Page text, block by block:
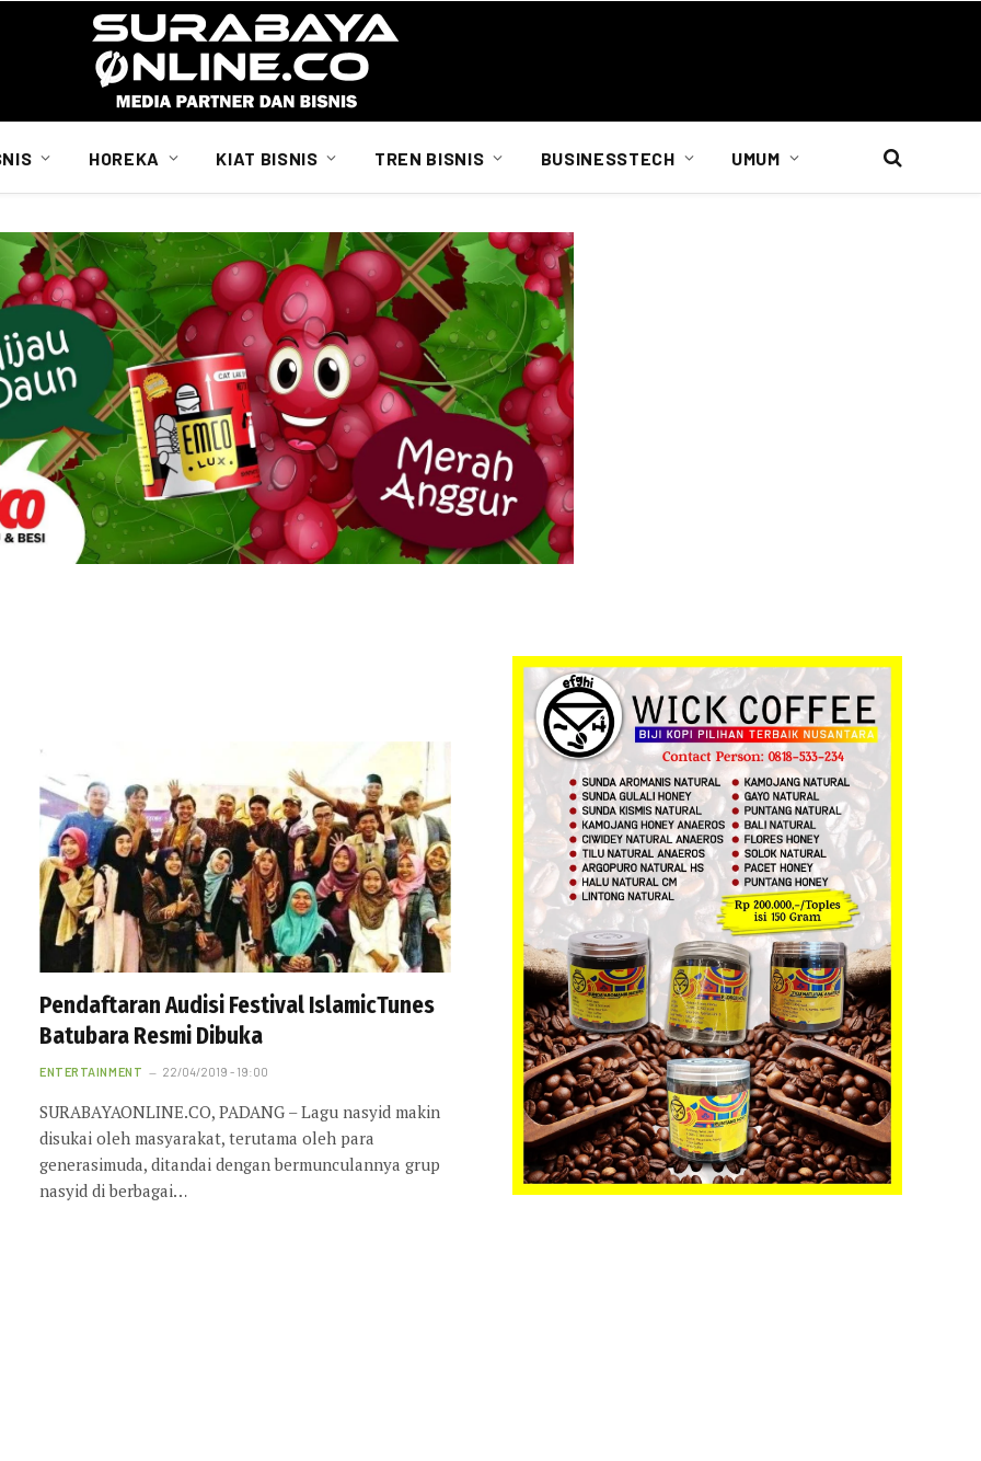
HOREKA KIAT BISNIS TREN BISNIS BUSINESSTECH UMUM
Pendaftaran Audisi Festival IslamicTunes
Batubara Resmi Dibuka
ENTERTAINMENT 22/04/2019 - 19:00
SURABAYAONLINE.CO, PADANG – Lagu nasyid makin
disukai oleh masyarakat, terutama oleh para
generasimuda, ditandai dengan bermunculannya grup
nasyid di berbagai…